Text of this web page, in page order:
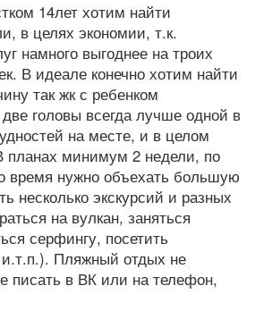
14лет хотим найти
в целях экономии, т.к.
намного выгоднее на троих
В идеале конечно хотим найти
так жк с ребенком
головы всегда лучше одной в
на месте, и в целом
планах минимум 2 недели, по
время нужно объехать большую
несколько экскурсий и разных
на вулкан, заняться
серфингу, посетить
и.т.п.). Пляжный отдых не
писать в ВК или на телефон,